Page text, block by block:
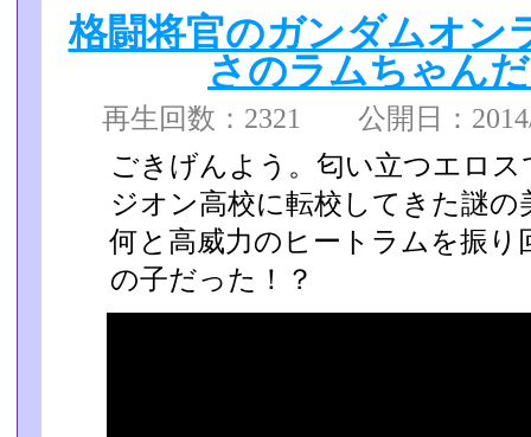
格闘将官のガンダムオン
さのラムちゃん
再生回数：2321 公開日：
ごきげんよう。匂い立つエロス
ジオン高校に転校してきた謎の
何と高威力のヒートラムを振り
の子だった！？